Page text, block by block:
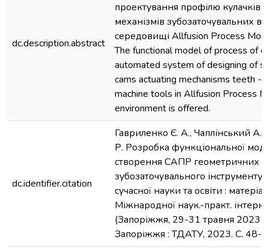
dc.description.abstract
проектування профілю кулачків
механізмів зубозаточувальних
середовищі Allfusion Process
The functional model of process of
automated system of designing of
cams actuating mechanisms teeth -
machine tools in Allfusion Process
environment is offered.
dc.identifier.citation
Гавриленко Є. А., Чаплінський А.
Р. Розробка функціональної
створення САПР геометричних
зубозаточувального
сучасної науки та освіти :
Міжнародної наук.-практ.
(Запоріжжя, 29-31 травня 2023
Запоріжжя : ТДАТУ, 2023. С. 48-